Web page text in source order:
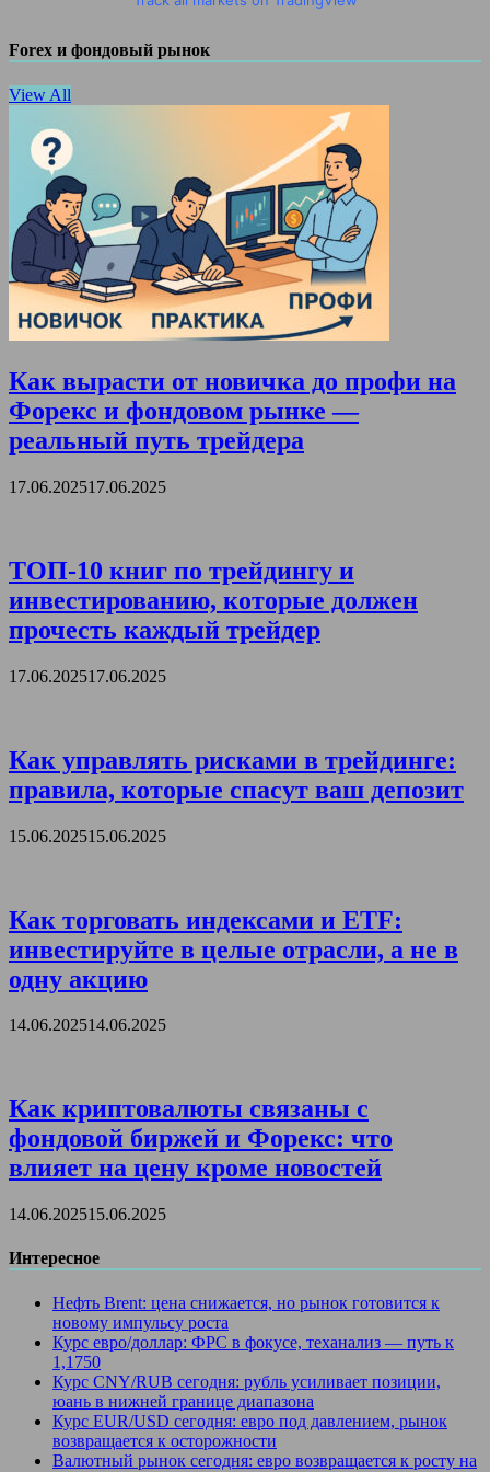
Forex и фондовый рынок
View All
Как вырасти от новичка до профи на
Форекс и фондовом рынке —
реальный путь трейдера
17.06.202517.06.2025
ТОП-10 книг по трейдингу и
инвестированию, которые должен
прочесть каждый трейдер
17.06.202517.06.2025
Как управлять рисками в трейдинге:
правила, которые спасут ваш депозит
15.06.202515.06.2025
Как торговать индексами и ETF:
инвестируйте в целые отрасли, а не в
одну акцию
14.06.202514.06.2025
Как криптовалюты связаны с
фондовой биржей и Форекс: что
влияет на цену кроме новостей
14.06.202515.06.2025
Интересное
Нефть Brent: цена снижается, но рынок готовится к
новому импульсу роста
Курс евро/доллар: ФРС в фокусе, теханализ — путь к
1,1750
Курс CNY/RUB сегодня: рубль усиливает позиции,
юань в нижней границе диапазона
Курс EUR/USD сегодня: евро под давлением, рынок
возвращается к осторожности
Валютный рынок сегодня: евро возвращается к росту на